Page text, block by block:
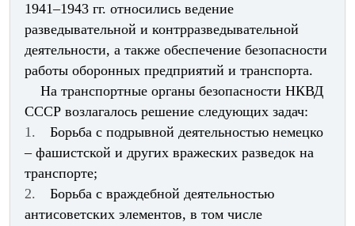
1941–1943 гг. относились ведение
разведывательной и контрразведывательной
деятельности, а также обеспечение безопасности
работы оборонных предприятий и транспорта.
На транспортные органы безопасности НКВД
СССР возлагалось решение следующих задач:
1.
Борьба с подрывной деятельностью немецко
– фашистской и других вражеских разведок на
транспорте;
2.
Борьба с враждебной деятельностью
антисоветских элементов, в том числе